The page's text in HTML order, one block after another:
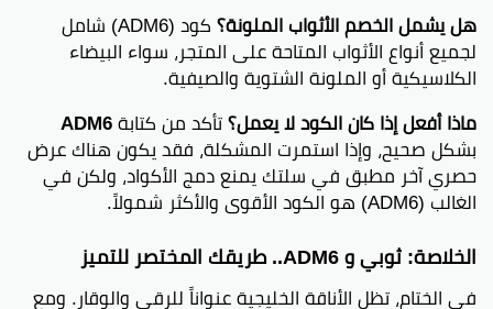
هل يشمل الخصم الأثواب الملونة؟
كود (ADM6) شامل
لجميع أنواع الأثواب المتاحة على المتجر، سواء البيضاء
الكلاسيكية أو الملونة الشتوية والصيفية.
ماذا أفعل إذا كان الكود لا يعمل؟تأكد من كتابةADM6
بشكل صحيح، وإذا استمرت المشكلة، فقد يكون هناك عرض
حصري آخر مطبق في سلتك يمنع دمج الأكواد، ولكن في
الغالب (ADM6) هو الكود الأقوى والأكثر شمولاً.
الخلاصة: ثوبي و ADM6.. طريقك المختصر للتميز
في الختام، تظل الأناقة الخليجية عنواناً للرقي والوقار. ومع